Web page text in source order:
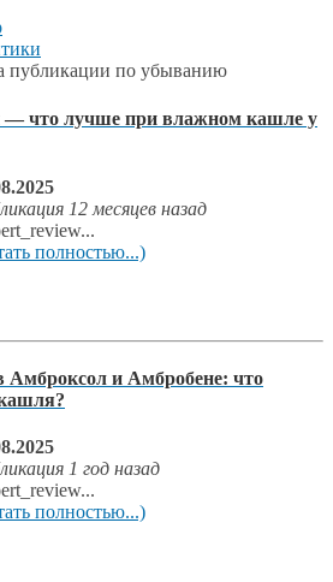
публикации по убыванию
— что лучше при влажном кашле у
12 месяцев назад
полностью...)
Амброксол и Амбробене: что
1 год назад
полностью...)